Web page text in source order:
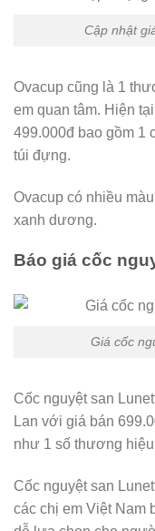
Cập nhật
Ovacup cũng là 1
em quan tâm. Hiện
499.000đ bao gồm 1
túi đựng.
Ovacup có nhiều
xanh dương.
Báo giá cốc
Giá cốc
Cốc nguyệt san
Lan với giá bán
như 1 số thương
Cốc nguyệt san
các chị em Việt Nam